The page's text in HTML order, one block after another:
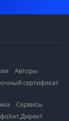
Авторы
сертификат
Сервисы